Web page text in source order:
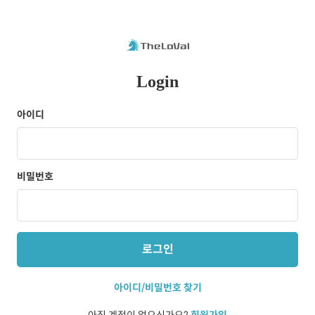
Login
아이디
비밀번호
로그인
아이디/비밀번호 찾기